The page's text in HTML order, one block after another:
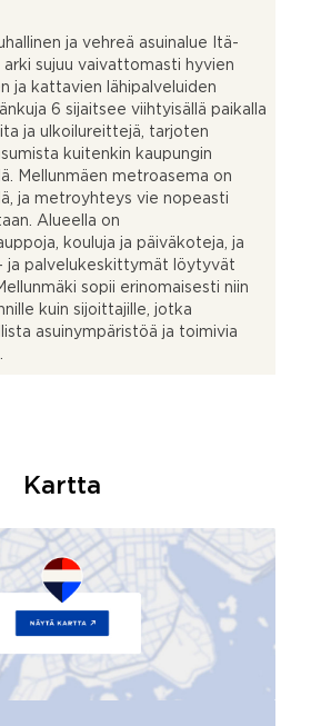
ja vehreä asuinalue Itä-
arki sujuu vaivattomasti hyvien
ja kattavien lähipalveluiden
6 sijaitsee viihtyisällä paikalla
ja ulkoilureittejä, tarjoten
kuitenkin kaupungin
Mellunmäen metroasema on
ja metroyhteys vie nopeasti
Alueella on
kouluja ja päiväkoteja, ja
ja palvelukeskittymät löytyvät
sopii erinomaisesti niin
kuin sijoittajille, jotka
asuinympäristöä ja toimivia
Kartta